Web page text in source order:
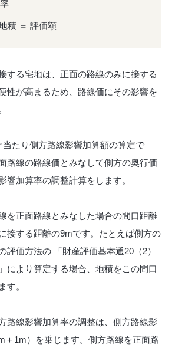
率
積 ＝ 評価額
する宅地は、正面の路線のみに接する
性が高まるため、路線価にその影響を
たり側方路線影響加算額の算定で
路線の路線価とみなして側方の奥行価
響加算率の調整計算をします。
を正面路線とみなした場合の間口距離
接する距離の9mです。たとえば側方の
評価方法の 「財産評価基本通20（2）
により算定する場合、地積をこの間口
す。
路線影響加算率の調整は、側方路線影
＋1m）を乗じます。側方路線を正面路